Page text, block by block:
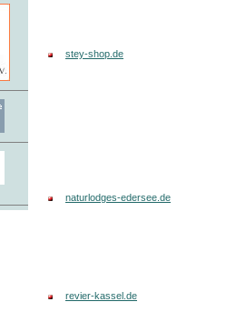
stey-shop.de
naturlodges-edersee.de
revier-kassel.de